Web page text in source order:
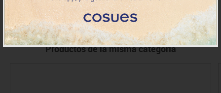
IVA incluido
Productos de la misma categoría